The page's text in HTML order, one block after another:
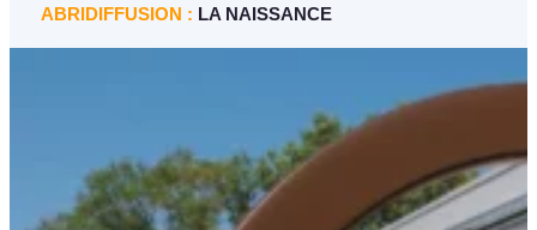
ABRIDIFFUSION : LA NAISSANCE